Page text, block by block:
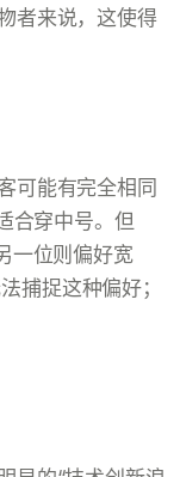
者来说，这使得
可能有完全相同
合穿中号。但
一位则偏好宽
捕捉这种偏好；